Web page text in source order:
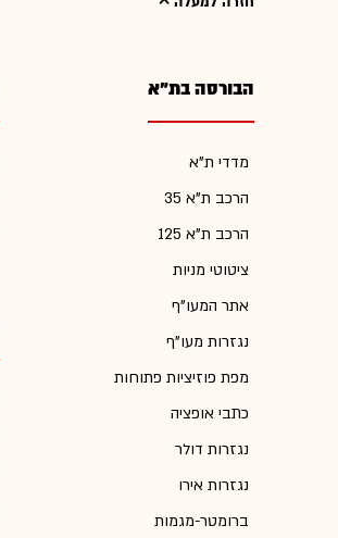
הבורסה בת"א
מדדי ת"א
הרכב ת"א 35
הרכב ת"א 125
ציטוטי מניות
אתר המעו"ף
נגזרות מעו"ף
מפת פוזיציות פתוחות
כתבי אופציה
נגזרות דולר
נגזרות אירו
ברומטר-מגמות